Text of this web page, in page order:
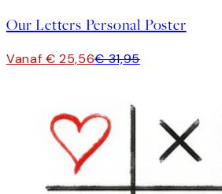
Our Letters Personal Poster
Vanaf € 25,56€ 31,95